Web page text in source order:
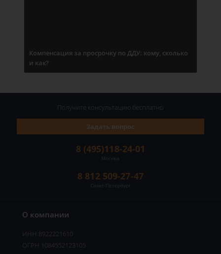
Компенсация за просрочку по ДДУ: кому, сколько
и как?
О компании
ИНН 8922221610
ОГРН 1084552123105
8 (495)118-24-01
Москва
8 812 509-27-47
Санкт-Петербург
Задать вопрос
Получите консультацию бесплатно